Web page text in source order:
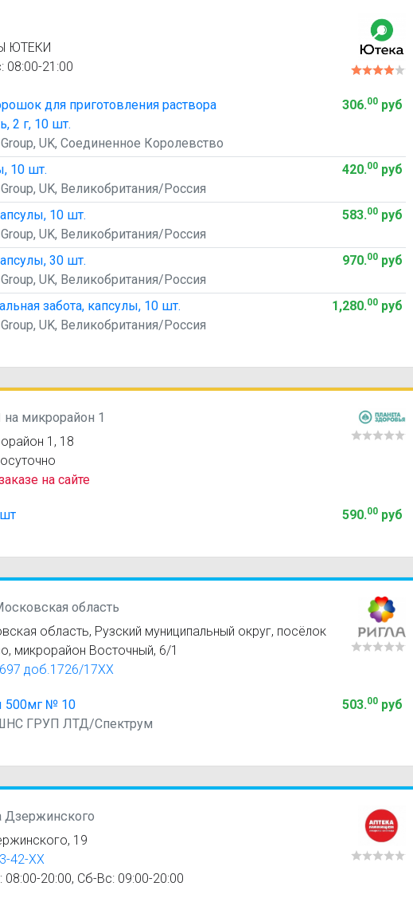
ЮТЕКИ
08:00-21:00
для приготовления раствора
2 г, 10 шт.
UK, Соединенное Королевство
306.00руб
10 шт.
UK, Великобритания/Россия
420.00руб
10 шт.
UK, Великобритания/Россия
583.00руб
30 шт.
UK, Великобритания/Россия
970.00руб
забота, капсулы, 10 шт.
UK, Великобритания/Россия
1,280.00руб
на микрорайон 1
1, 18
на сайте
590.00руб
область
область, Рузский муниципальный округ, посёлок
микрорайон Восточный, 6/1
доб.1726/17XX
500мг № 10
ГРУП ЛТД/Спектрум
503.00руб
Дзержинского
19
42-XX
08:00-20:00, Сб-Вс: 09:00-20:00